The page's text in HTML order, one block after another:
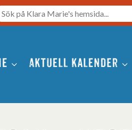
Seearch
Aktuell kalender